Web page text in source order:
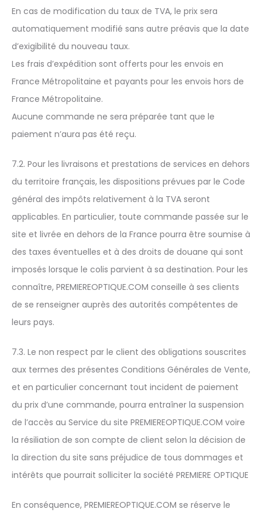
En cas de modification du taux de TVA, le prix sera
automatiquement modifié sans autre préavis que la date
d’exigibilité du nouveau taux.
Les frais d’expédition sont offerts pour les envois en
France Métropolitaine et payants pour les envois hors de
France Métropolitaine.
Aucune commande ne sera préparée tant que le
paiement n’aura pas été reçu.
7.2. Pour les livraisons et prestations de services en dehors
du territoire français, les dispositions prévues par le Code
général des impôts relativement à la TVA seront
applicables. En particulier, toute commande passée sur le
site et livrée en dehors de la France pourra être soumise à
des taxes éventuelles et à des droits de douane qui sont
imposés lorsque le colis parvient à sa destination. Pour les
connaître, PREMIEREOPTIQUE.COM conseille à ses clients
de se renseigner auprès des autorités compétentes de
leurs pays.
7.3. Le non respect par le client des obligations souscrites
aux termes des présentes Conditions Générales de Vente,
et en particulier concernant tout incident de paiement
du prix d’une commande, pourra entraîner la suspension
de l’accès au Service du site PREMIEREOPTIQUE.COM voire
la résiliation de son compte de client selon la décision de
la direction du site sans préjudice de tous dommages et
intérêts que pourrait solliciter la société PREMIERE OPTIQUE
En conséquence, PREMIEREOPTIQUE.COM se réserve le